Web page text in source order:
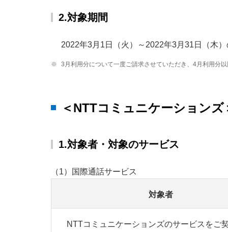
2.対象期間
2022年3月1日（火）～2022年3月31日（木
※ 3月利用分について一度ご請求させていただき、4月利用分
＜NTTコミュニケーションズ
1.対象者・対象のサービス
（1）国際通話サービス
対象者
NTTコミュニケーションズのサービスをご